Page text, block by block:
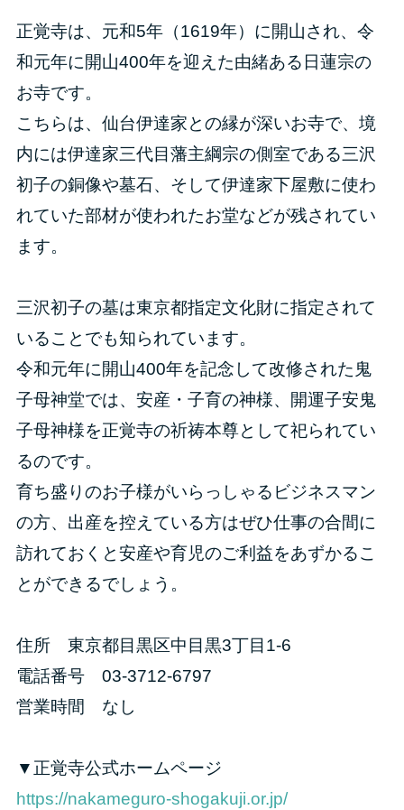
正覚寺は、元和5年（1619年）に開山され、令
和元年に開山400年を迎えた由緒ある日蓮宗の
お寺です。
こちらは、仙台伊達家との縁が深いお寺で、境
内には伊達家三代目藩主綱宗の側室である三沢
初子の銅像や墓石、そして伊達家下屋敷に使わ
れていた部材が使われたお堂などが残されてい
ます。
三沢初子の墓は東京都指定文化財に指定されて
いることでも知られています。
令和元年に開山400年を記念して改修された鬼
子母神堂では、安産・子育の神様、開運子安鬼
子母神様を正覚寺の祈祷本尊として祀られてい
るのです。
育ち盛りのお子様がいらっしゃるビジネスマン
の方、出産を控えている方はぜひ仕事の合間に
訪れておくと安産や育児のご利益をあずかるこ
とができるでしょう。
住所 東京都目黒区中目黒3丁目1-6
電話番号 03-3712-6797
営業時間 なし
▼正覚寺公式ホームページ
https://nakameguro-shogakuji.or.jp/